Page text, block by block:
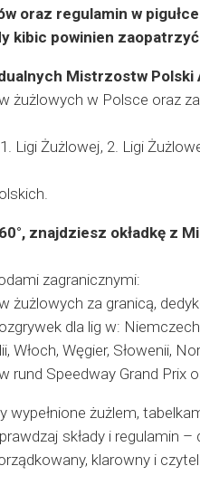
oraz regulamin w
kibic powinien
Mistrzostw
żużlowych w Polsce oraz
Ligi Żużlowej, 2. Ligi
znajdziesz okładkę z
zagranicznymi:
żużlowych za granicą,
dla lig w:
Włoch, Węgier, Słowenii,
rund Speedway Grand Prix
żużlem,
składy i regulamin
klarowny i